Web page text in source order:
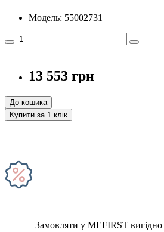
Модель: 55002731
13 553 грн
До кошика
Купити за 1 клiк
Замовляти у MEFIRST вигідно